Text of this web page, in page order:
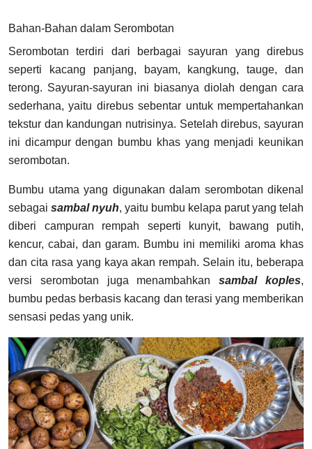
Bahan-Bahan dalam Serombotan
Serombotan terdiri dari berbagai sayuran yang direbus
seperti kacang panjang, bayam, kangkung, tauge, dan
terong. Sayuran-sayuran ini biasanya diolah dengan cara
sederhana, yaitu direbus sebentar untuk mempertahankan
tekstur dan kandungan nutrisinya. Setelah direbus, sayuran
ini dicampur dengan bumbu khas yang menjadi keunikan
serombotan.
Bumbu utama yang digunakan dalam serombotan dikenal
sebagai sambal nyuh, yaitu bumbu kelapa parut yang telah
diberi campuran rempah seperti kunyit, bawang putih,
kencur, cabai, dan garam. Bumbu ini memiliki aroma khas
dan cita rasa yang kaya akan rempah. Selain itu, beberapa
versi serombotan juga menambahkansambal koples,
bumbu pedas berbasis kacang dan terasi yang memberikan
sensasi pedas yang unik.